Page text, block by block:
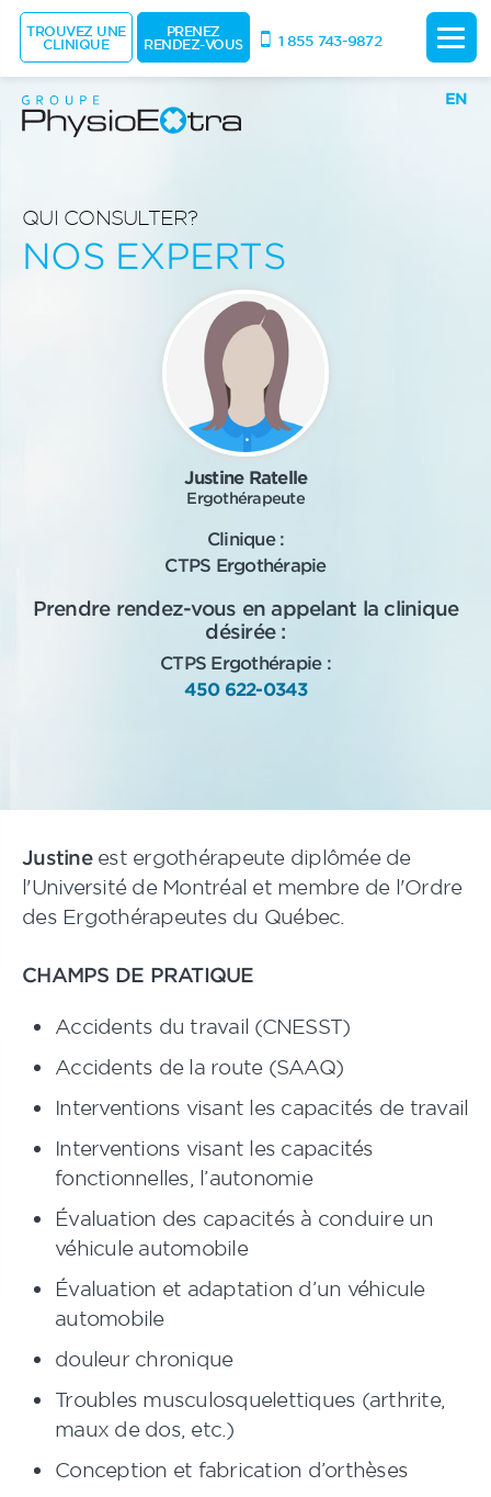
EN
QUI CONSULTER?
NOS EXPERTS
Justine Ratelle
Ergothérapeute
Clinique :
CTPS Ergothérapie
Prendre rendez-vous en appelant la clinique
désirée :
CTPS Ergothérapie :
450 622-0343
Justineest ergothérapeute diplômée de
l'Université de Montréal et membre de l'Ordre
des Ergothérapeutes du Québec.
CHAMPS DE PRATIQUE
Accidents du travail (CNESST)
Accidents de la route (SAAQ)
Interventions visant les capacités de travail
Interventions visant les capacités
fonctionnelles, l’autonomie
Évaluation des capacités à conduire un
véhicule automobile
Évaluation et adaptation d’un véhicule
automobile
douleur chronique
Troubles musculosquelettiques (arthrite,
maux de dos, etc.)
Conception et fabrication d’orthèses
TROUVEZ UNE
CLINIQUE
PRENEZ
RENDEZ-VOUS 1 855 743-9872